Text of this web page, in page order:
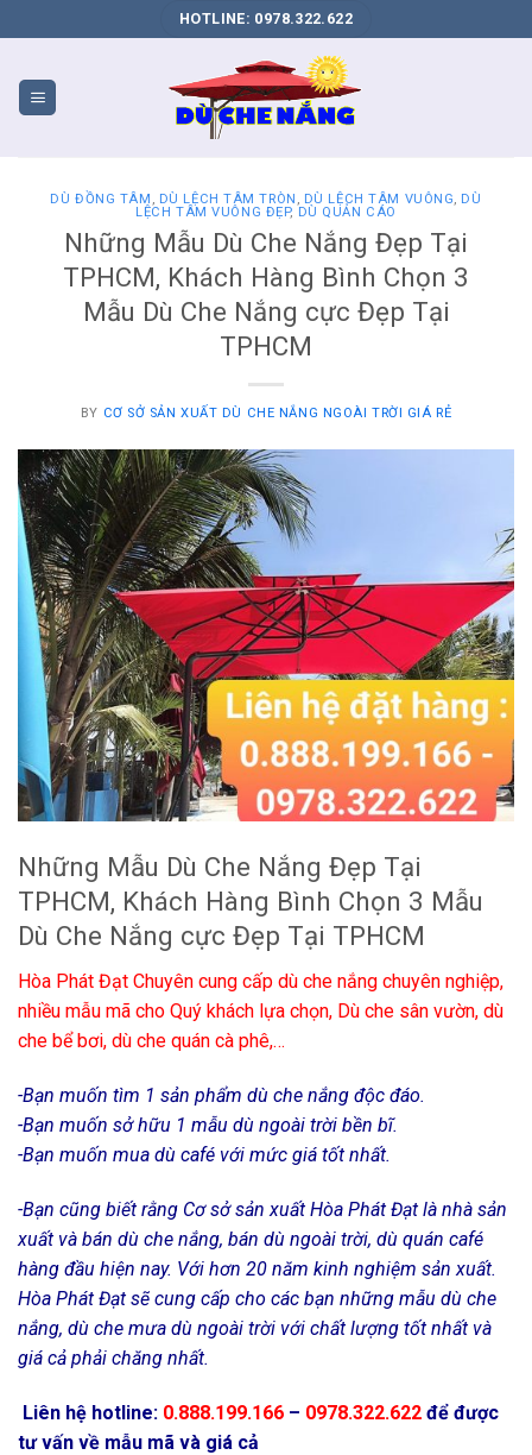
VỤ
WEB
HOTLINE: 0978.322.622
DÙ ĐỒNG TÂM , DÙ LỆCH TÂM TRÒN , DÙ LỆCH TÂM VUÔNG, DÙ
LỆCH TÂM VUÔNG ĐẸP, DÙ QUẢN CÁO
Những Mẫu Dù Che Nắng Đẹp Tại
TPHCM, Khách Hàng Bình Chọn 3
Mẫu Dù Che Nắng cực Đẹp Tại
TPHCM
BY CƠ SỞ SẢN XUẤT DÙ CHE NẮNG NGOÀI TRỜI GIÁ RẺ
Những Mẫu Dù Che Nắng Đẹp Tại
TPHCM, Khách Hàng Bình Chọn 3 Mẫu
Dù Che Nắng cực Đẹp Tại TPHCM
Hòa Phát Đạt Chuyên cung cấp dù che nắng chuyên nghiệp,
nhiều mẫu mã cho Quý khách lựa chọn, Dù che sân vườn, dù
che bể bơi, dù che quán cà phê,…
-Bạn muốn tìm 1 sản phẩm dù che nắng độc đáo.
-Bạn muốn sở hữu 1 mẫu dù ngoài trời bền bĩ.
-Bạn muốn mua dù café với mức giá tốt nhất.
-Bạn cũng biết rằng Cơ sở sản xuất Hòa Phát Đạt là nhà sản
xuất và bán dù che nắng, bán dù ngoài trời, dù quán café
hàng đầu hiện nay. Với hơn 20 năm kinh nghiệm sản xuất.
Hòa Phát Đạt sẽ cung cấp cho các bạn những mẫu dù che
nắng, dù che mưa dù ngoài trời với chất lượng tốt nhất và
giá cả phải chăng nhất.
Liên hệ hotline: 0.888.199.166 – 0978.322.622 để được
tư vấn về mẫu mã và giá cả